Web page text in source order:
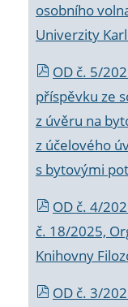
osobního
Univerzity
OD č. 5/
příspěvku ze
z úvěru na
z účelového
s bytovými
OD č. 4/
č. 18/2025,
Knihovny
OD č. 3/